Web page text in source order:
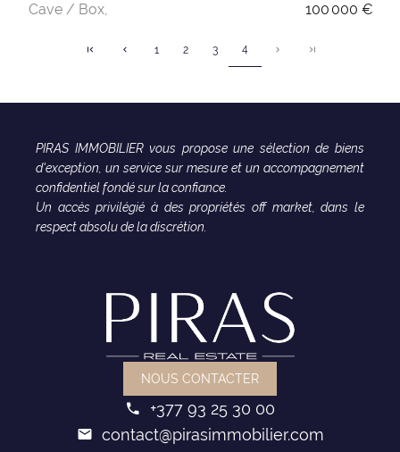
Cave / Box,
100 000 €
1 2 3 4
PIRAS IMMOBILIER vous propose une sélection de biens
d'exception, un service sur mesure et un accompagnement
confidentiel fondé sur la confiance.
Un accès privilégié à des propriétés off market, dans le
respect absolu de la discrétion.
NOUS CONTACTER
+377 93 25 30 00
contact@pirasimmobilier.com